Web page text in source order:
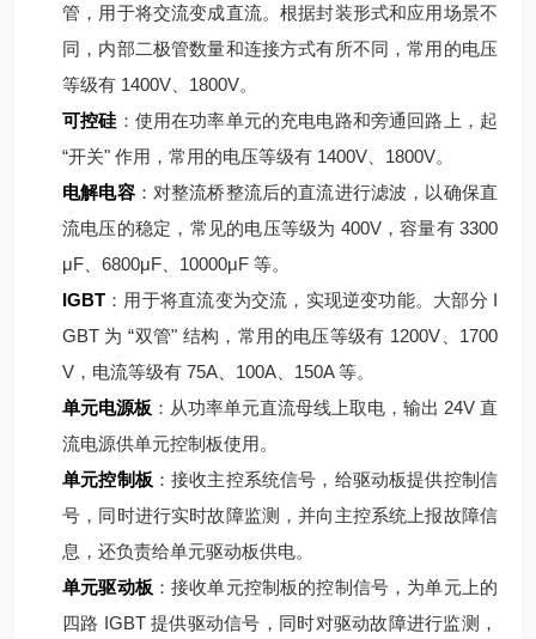
管，用于将交流变成直流。根据封装形式和应用场景不
同，内部二极管数量和连接方式有所不同，常用的电压
等级有 1400V、1800V。
可控硅 ：使用在功率单元的充电电路和旁通回路上，起
“开关" 作用，常用的电压等级有 1400V、1800V。
电解电容：对整流桥整流后的直流进行滤波，以确保直
流电压的稳定，常见的电压等级为 400V，容量有 3300
μF、6800μF、10000μF 等。
IGBT ：用于将直流变为交流，实现逆变功能。大部分 I
GBT 为 “双管" 结构，常用的电压等级有 1200V、1700
V，电流等级有 75A、100A、150A 等。
单元电源板 ：从功率单元直流母线上取电，输出 24V 直
流电源供单元控制板使用。
单元控制板 ：接收主控系统信号，给驱动板提供控制信
号，同时进行实时故障监测，并向主控系统上报故障信
息，还负责给单元驱动板供电。
单元驱动板 ：接收单元控制板的控制信号，为单元上的
四路 IGBT 提供驱动信号，同时对驱动故障进行监测，